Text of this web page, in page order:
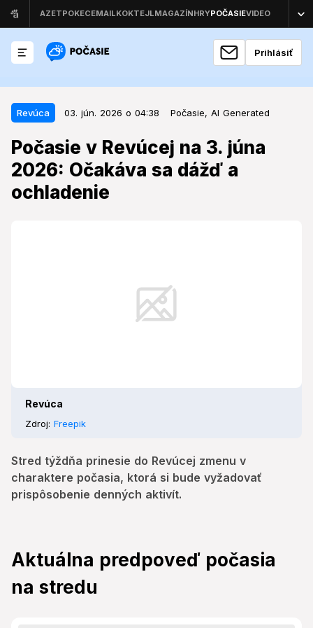
Prihlásiť
Revúca 03. jún. 2026 o 04:38 Počasie, AI Generated
Počasie v Revúcej na 3. júna
2026: Očakáva sa dážď a
ochladenie
Revúca
Zdroj: Freepik
Stred týždňa prinesie do Revúcej zmenu v
charaktere počasia, ktorá si bude vyžadovať
prispôsobenie denných aktivít.
Revúca 03. jún. 2026 o 04:38
Počasie v Revúcej na 3. júna
2026: Očakáva sa dážď a
ochladenie
Aktuálna predpoveď počasia
na stredu